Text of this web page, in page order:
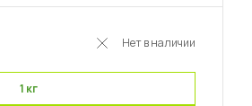
Нет в наличии
1 кг